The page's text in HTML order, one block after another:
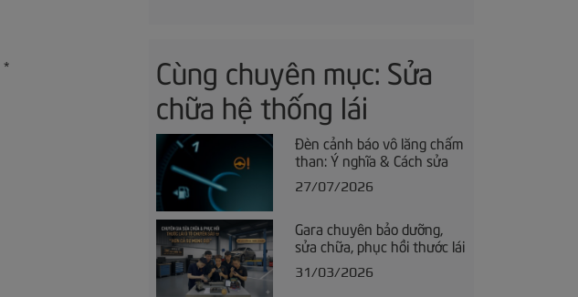
*
Cùng chuyên mục: Sửa
chữa hệ thống lái
Đèn cảnh báo vô lăng chấm
than: Ý nghĩa & Cách sửa
27/07/2026
Gara chuyên bảo dưỡng,
sửa chữa, phục hồi thước lái
31/03/2026